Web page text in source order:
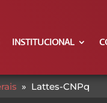
INSTITUCIONAL
» Lattes-CNPq